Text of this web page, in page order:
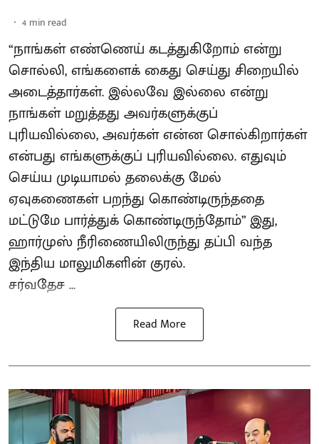
4 min read
“நாங்கள் எண்ணெய் கடத்துகிறோம் என்று
சொல்லி, எங்களைக் கைது செய்து சிறையில்
அடைத்தார்கள். இல்லவே இல்லை என்று
நாங்கள் மறுத்தது அவர்களுக்குப்
புரியவில்லை, அவர்கள் என்ன சொல்கிறார்கள்
என்பது எங்களுக்குப் புரியவில்லை. எதுவும்
செய்ய முடியாமல் தலைக்கு மேல்
ஏவுகணைகள் பறந்து கொண்டிருந்ததை
மட்டுமே பார்த்துக் கொண்டிருந்தோம்” இது,
ஹார்முஸ் நீரிணையிலிருந்து தப்பி வந்த
இந்திய மாலுமிகளின் குரல்.
சர்வதேச ...
Read More